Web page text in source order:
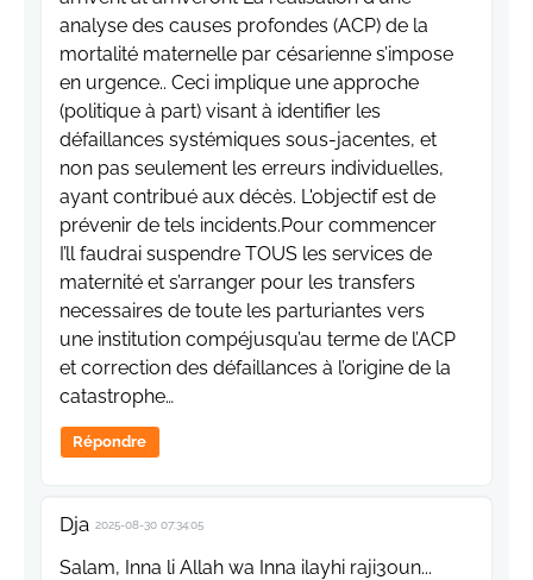
analyse des causes profondes (ACP) de la
mortalité maternelle par césarienne s’impose
en urgence.. Ceci implique une approche
(politique à part) visant à identifier les
défaillances systémiques sous-jacentes, et
non pas seulement les erreurs individuelles,
ayant contribué aux décès. L'objectif est de
prévenir de tels incidents.Pour commencer
I’ll faudrai suspendre TOUS les services de
maternité et s’arranger pour les transfers
necessaires de toute les parturiantes vers
une institution compéjusqu’au terme de l’ACP
et correction des défaillances à l’origine de la
catastrophe…
Répondre
Dja 2025-08-30 07:34:05
Salam, Inna li Allah wa Inna ilayhi raji3oun...